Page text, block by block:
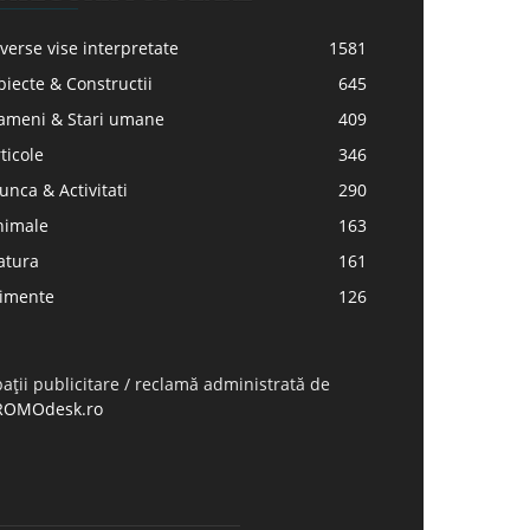
vise interpretate
1581
& Constructii
645
& Stari umane
409
346
& Activitati
290
163
161
126
publicitare / reclamă administrată de